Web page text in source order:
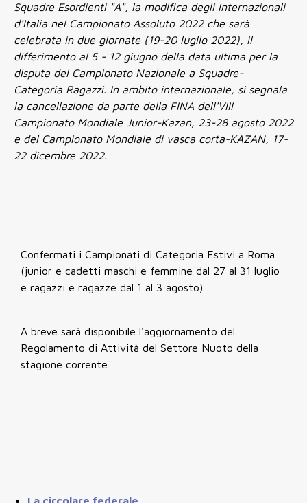
Squadre Esordienti "A", la modifica degli Internazionali
d'Italia nel Campionato Assoluto 2022 che sarà
celebrata in due giornate (19-20 luglio 2022), il
differimento al 5 - 12 giugno della data ultima per la
disputa del Campionato Nazionale a Squadre-
Categoria Ragazzi. In ambito internazionale, si segnala
la cancellazione da parte della FINA dell'VIII
Campionato Mondiale Junior-Kazan, 23-28 agosto 2022
e del Campionato Mondiale di vasca corta-KAZAN, 17-
22 dicembre 2022.
Confermati i Campionati di Categoria Estivi a Roma
(junior e cadetti maschi e femmine dal 27 al 31 luglio
e ragazzi e ragazze dal 1 al 3 agosto).
A breve sarà disponibile l'aggiornamento del
Regolamento di Attività del Settore Nuoto della
stagione corrente.